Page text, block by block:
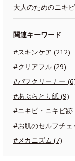
大人のためのニキ
関連キーワード
#スキンケア (212)
#クリアフル (29)
#パフクリーナー (6)
#あぶらとり紙 (9)
#ニキビ・ニキビ跡
#お肌のセルフチェ
#メカニズム (7)